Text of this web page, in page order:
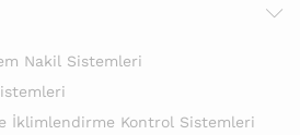
Nakil Sistemleri
İklimlendirme Kontrol Sistemleri